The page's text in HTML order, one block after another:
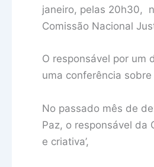
janeiro, pelas 20h30,
Comissão Nacional
O responsável por um
uma conferência
No passado mês de
Paz, o responsável da
e criativa’,